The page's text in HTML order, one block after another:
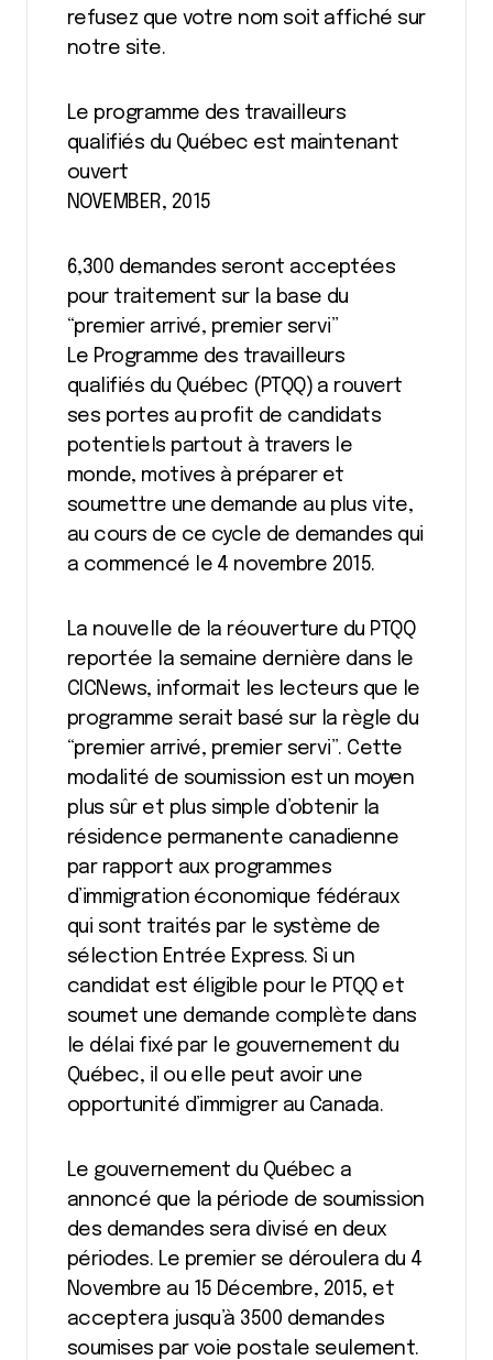
refusez que votre nom soit affiché sur
notre site.
Le programme des travailleurs
qualifiés du Québec est maintenant
ouvert
NOVEMBER, 2015
6,300 demandes seront acceptées
pour traitement sur la base du
“premier arrivé, premier servi”
Le Programme des travailleurs
qualifiés du Québec (PTQQ) a rouvert
ses portes au profit de candidats
potentiels partout à travers le
monde, motives à préparer et
soumettre une demande au plus vite,
au cours de ce cycle de demandes qui
a commencé le 4 novembre 2015.
La nouvelle de la réouverture du PTQQ
reportée la semaine dernière dans le
CICNews, informait les lecteurs que le
programme serait basé sur la règle du
“premier arrivé, premier servi”. Cette
modalité de soumission est un moyen
plus sûr et plus simple d’obtenir la
résidence permanente canadienne
par rapport aux programmes
d’immigration économique fédéraux
qui sont traités par le système de
sélection Entrée Express. Si un
candidat est éligible pour le PTQQ et
soumet une demande complète dans
le délai fixé par le gouvernement du
Québec, il ou elle peut avoir une
opportunité d’immigrer au Canada.
Le gouvernement du Québec a
annoncé que la période de soumission
des demandes sera divisé en deux
périodes. Le premier se déroulera du 4
Novembre au 15 Décembre, 2015, et
acceptera jusqu’à 3500 demandes
soumises par voie postale seulement.